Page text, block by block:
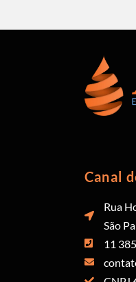
Canal
Rua
São
11